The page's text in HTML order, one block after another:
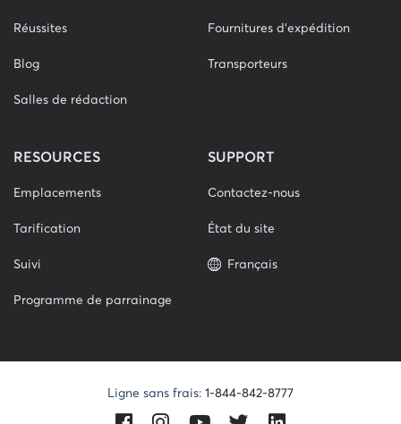
Ligne sans frais: 1-844-842-8777
Facebook
Instagram
Youtube
TwitterLinkedIn
Réussites
Blog
Salles de rédaction
Fournitures d'expédition
Transporteurs
RESOURCES
Emplacements
Tarification
Suivi
Programme de parrainage
SUPPORT
Contactez-nous
État du site
Français